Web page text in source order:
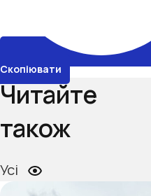
Скопіювати
Читайте
також
Усі